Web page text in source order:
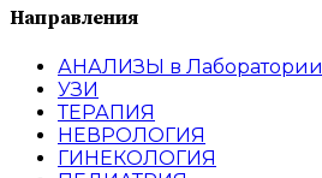
Направления
АНАЛИЗЫ в
УЗИ
ТЕРАПИЯ
НЕВРОЛОГИЯ
ГИНЕКОЛОГИЯ